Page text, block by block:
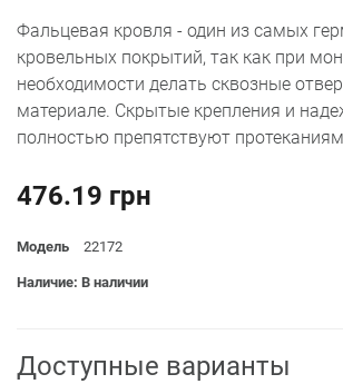
Фальцевая кровля - один из самых
кровельных покрытий, так как при
необходимости делать сквозные
материале. Скрытые крепления и
полностью препятствуют
476.19 грн
Модель 22172
Наличие: В наличии
Доступные варианты